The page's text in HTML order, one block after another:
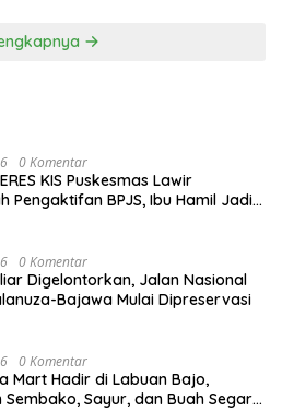
0 Komentar
KIS Puskesmas Lawir
Pengaktifan BPJS, Ibu Hamil Jadi
0 Komentar
Digelontorkan, Jalan Nasional
Bajawa Mulai Dipreservasi
0 Komentar
Mart Hadir di Labuan Bajo,
Sembako, Sayur, dan Buah Segar